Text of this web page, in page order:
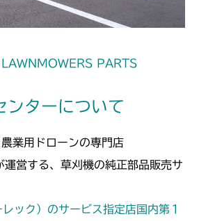
副変速レバー
副変速レバー
副変速レバー
PARTS
ンターについて
業用ドローンの専門店
営する、草刈機の純正部品販売サ
ック）のサービス指定店国内第１